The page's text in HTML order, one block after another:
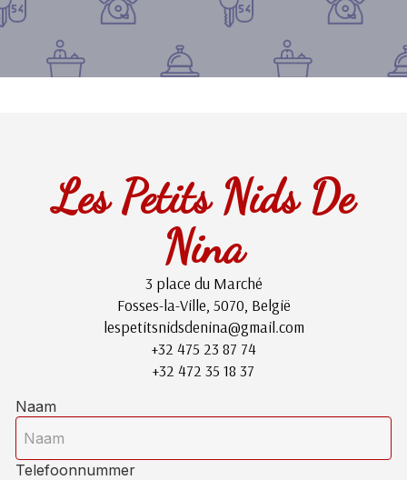
Les Petits Nids De
Nina
3 place du Marché
Fosses-la-Ville, 5070, België
lespetitsnidsdenina@gmail.com
+32 475 23 87 74
+32 472 35 18 37
Naam
Telefoonnummer